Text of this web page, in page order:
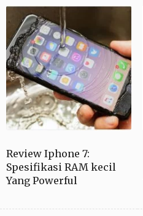
Review Iphone 7:
Spesifikasi RAM kecil
Yang Powerful